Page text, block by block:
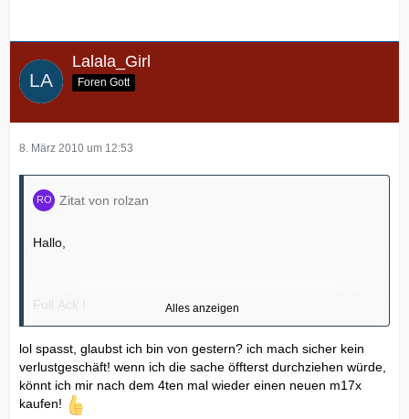
Lalala_Girl
Foren Gott
8. März 2010 um 12:53
Zitat von rolzan
Hallo,
Full Ack !
Natürlich weiß man im Vornherein was einen erwartet. Im
WWW finden sich haufenweise Testberichte, Reviews und
Alles anzeigen
lol spasst, glaubst ich bin von gestern? ich mach sicher kein
verlustgeschäft! wenn ich die sache öffterst durchziehen würde,
könnt ich mir nach dem 4ten mal wieder einen neuen m17x
kaufen!